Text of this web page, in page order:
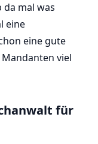
da mal was
eine
eine gute
viel
für